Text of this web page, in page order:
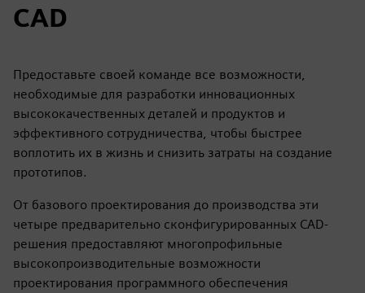
CAD
Предоставьте своей команде все возможности,
необходимые для разработки инновационных
высококачественных деталей и продуктов и
эффективного сотрудничества, чтобы быстрее
воплотить их в жизнь и снизить затраты на создание
прототипов.
От базового проектирования до производства эти
четыре предварительно сконфигурированных CAD-
решения предоставляют многопрофильные
высокопроизводительные возможности
проектирования программного обеспечения